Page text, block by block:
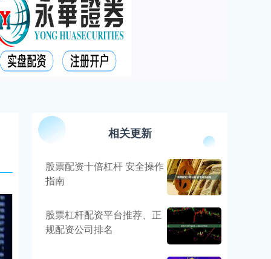
相关更新
股票配资十倍杠杆 安全操作
指南
股票杠杆配资平台推荐、正
规配资公司排名